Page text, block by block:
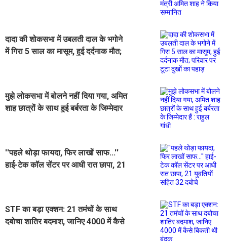
दादा की शोकसभा में उबलती दाल के भगोने
में गिरा 5 साल का मासूम, हुई दर्दनाक मौत;
मुझे लोकसभा में बोलने नहीं दिया गया, अमित
शाह छात्रों के साथ हुई बर्बरता के जिम्मेदार
''पहले थोड़ा फायदा, फिर लाखों साफ...''
हाई-टेक कॉल सेंटर पर आधी रात छापा, 21
STF का बड़ा एक्शन: 21 तमंचों के साथ
दबोचा शातिर बदमाश, जानिए 4000 में कैसे